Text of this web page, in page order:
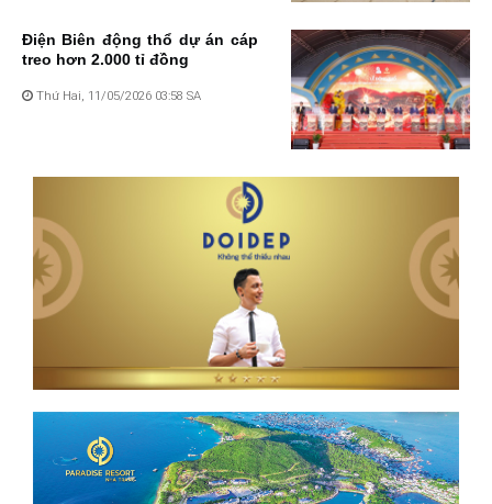
Điện Biên động thổ dự án cáp
treo hơn 2.000 tỉ đồng
Thứ Hai, 11/05/2026 03:58 SA